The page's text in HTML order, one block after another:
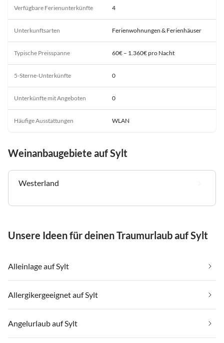
Verfügbare Ferienunterkünfte 4
Unterkunftsarten Ferienwohnungen & Ferienhäuser
Typische Preisspanne 60€ – 1.360€ pro Nacht
5-Sterne-Unterkünfte 0
Unterkünfte mit Angeboten 0
Häufige Ausstattungen WLAN
Weinanbaugebiete auf Sylt
Westerland
Unsere Ideen für deinen Traumurlaub auf Sylt
Alleinlage auf Sylt
Allergikergeeignet auf Sylt
Angelurlaub auf Sylt